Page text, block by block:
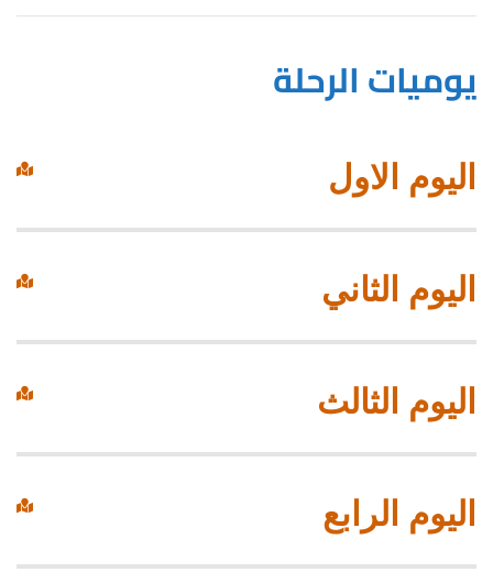
يوميات الرحلة
اليوم الاول
اليوم الثاني
اليوم الثالث
اليوم الرابع